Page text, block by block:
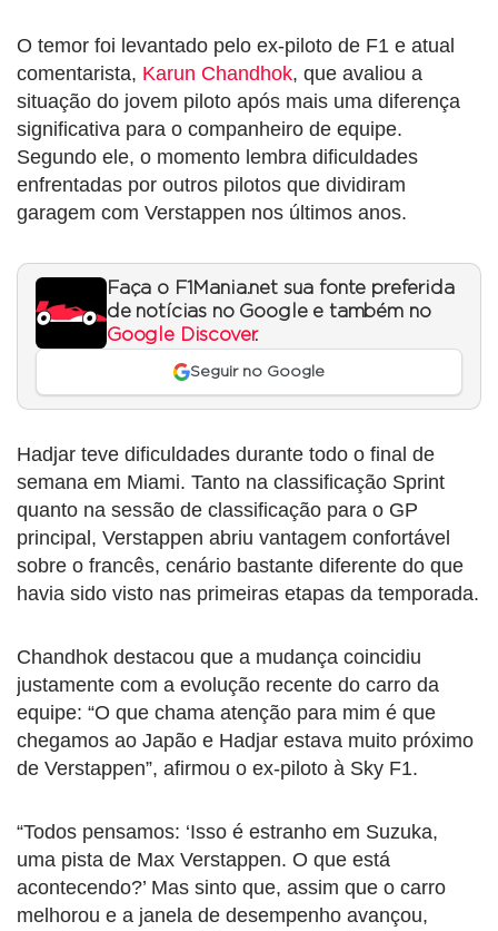
O temor foi levantado pelo ex-piloto de F1 e atual
comentarista, Karun Chandhok, que avaliou a
situação do jovem piloto após mais uma diferença
significativa para o companheiro de equipe.
Segundo ele, o momento lembra dificuldades
enfrentadas por outros pilotos que dividiram
garagem com Verstappen nos últimos anos.
Faça o F1Mania.net sua fonte preferida
de notícias no Google e também no
Google Discover.
Seguir no Google
Hadjar teve dificuldades durante todo o final de
semana em Miami. Tanto na classificação Sprint
quanto na sessão de classificação para o GP
principal, Verstappen abriu vantagem confortável
sobre o francês, cenário bastante diferente do que
havia sido visto nas primeiras etapas da temporada.
Chandhok destacou que a mudança coincidiu
justamente com a evolução recente do carro da
equipe: “O que chama atenção para mim é que
chegamos ao Japão e Hadjar estava muito próximo
de Verstappen”, afirmou o ex-piloto à Sky F1.
“Todos pensamos: ‘Isso é estranho em Suzuka,
uma pista de Max Verstappen. O que está
acontecendo?’ Mas sinto que, assim que o carro
melhorou e a janela de desempenho avançou,